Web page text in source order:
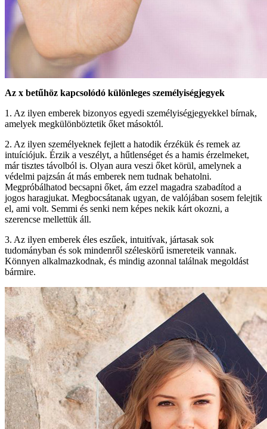
Az x betűhöz kapcsolódó különleges személyiségjegyek
1. Az ilyen emberek bizonyos egyedi személyiségjegyekkel bírnak,
amelyek megkülönböztetik őket másoktól.
2. Az ilyen személyeknek fejlett a hatodik érzékük és remek az
intuíciójuk. Érzik a veszélyt, a hűtlenséget és a hamis érzelmeket,
már tisztes távolból is. Olyan aura veszi őket körül, amelynek a
védelmi pajzsán át más emberek nem tudnak behatolni.
Megpróbálhatod becsapni őket, ám ezzel magadra szabadítod a
jogos haragjukat. Megbocsátanak ugyan, de valójában sosem felejtik
el, ami volt. Semmi és senki nem képes nekik kárt okozni, a
szerencse mellettük áll.
3. Az ilyen emberek éles eszűek, intuitívak, jártasak sok
tudományban és sok mindenről széleskörű ismereteik vannak.
Könnyen alkalmazkodnak, és mindig azonnal találnak megoldást
bármire.